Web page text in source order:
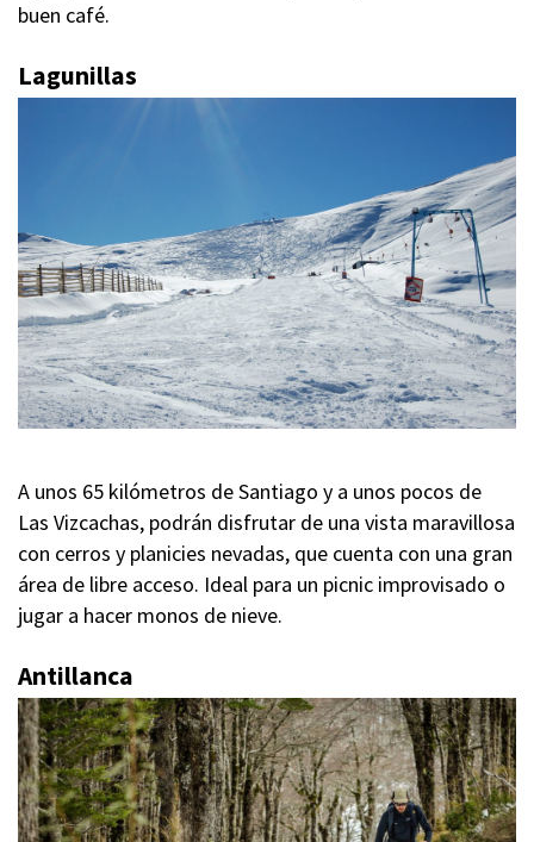
buen café.
Lagunillas
A unos 65 kilómetros de Santiago y a unos pocos de
Las Vizcachas, podrán disfrutar de una vista maravillosa
con cerros y planicies nevadas, que cuenta con una gran
área de libre acceso. Ideal para un picnic improvisado o
jugar a hacer monos de nieve.
Antillanca